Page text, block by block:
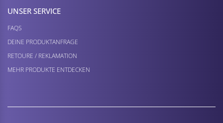
UNSER SERVICE
FAQS
DEINE PRODUKTANFRAGE
RETOURE / REKLAMATION
MEHR PRODUKTE ENTDECKEN